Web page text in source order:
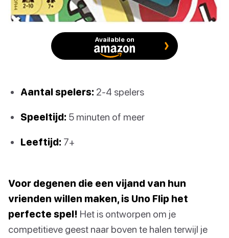
Available on
Aantal spelers: 2-4 spelers
Speeltijd: 5 minuten of meer
Leeftijd: 7+
Voor degenen die een vijand van hun
vrienden willen maken, is Uno Flip het
perfecte spel! Het is ontworpen om je
competitieve geest naar boven te halen terwijl je